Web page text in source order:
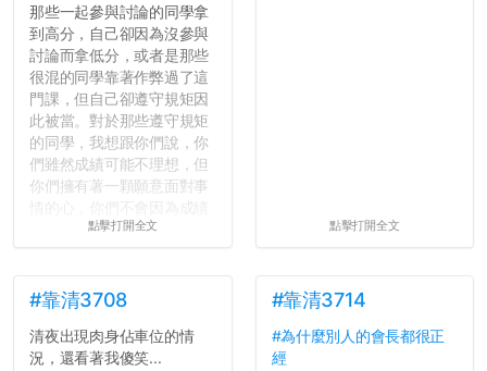
那些一起參與討論的同學拿
到高分，自己卻因為沒參與
討論而拿低分，或者是那些
很混的同學靠著作弊過了這
門課，但自己卻遵守規矩因
此被當。對於那些遵守規矩
的同學，我想跟你們說，你
們雖然成績可能不理想，但
你們擁有著一顆願意面對事
壓力而選擇逃避(作弊)，在
績無法體現你們的努力，但
往後你們正直的態度一定會
讓你們在社會上適應得更
好。最後，那些作弊的同
點擊打開全文 點擊打開全文
#靠清3708
清夜出現肉身佔車位的情
況，還看著我傻笑...
#靠清3714
#為什麼別人的會長都很正
經